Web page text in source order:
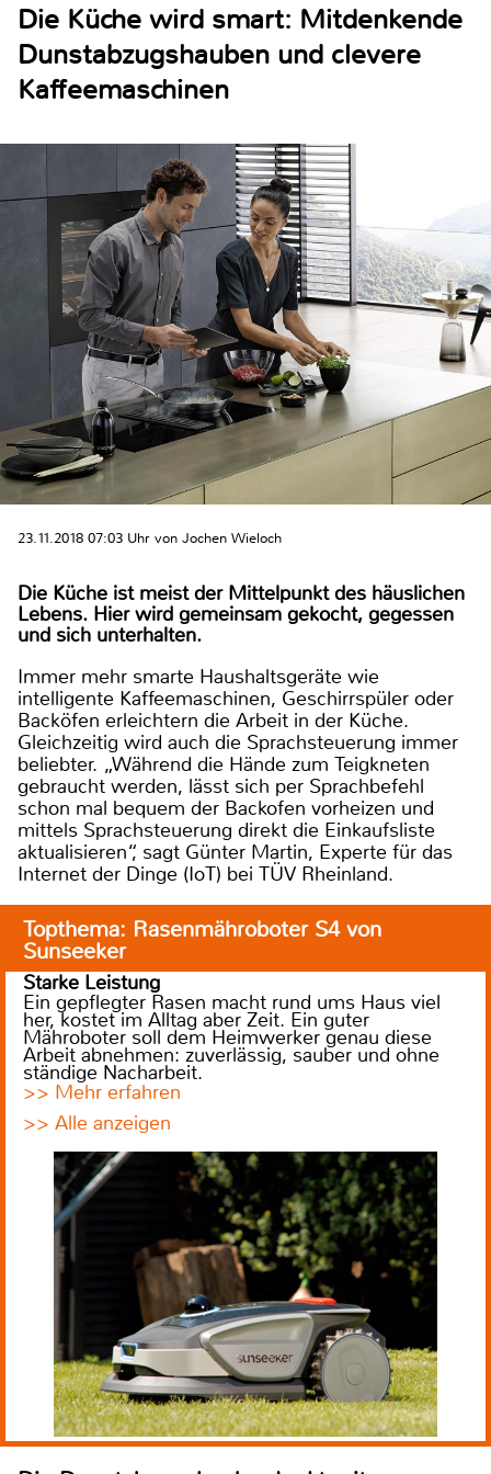
Die Küche wird smart: Mitdenkende
Dunstabzugshauben und clevere
Kaffeemaschinen
23.11.2018 07:03 Uhr von Jochen Wieloch
Die Küche ist meist der Mittelpunkt des häuslichen
Lebens. Hier wird gemeinsam gekocht, gegessen
und sich unterhalten.
Immer mehr smarte Haushaltsgeräte wie
intelligente Kaffeemaschinen, Geschirrspüler oder
Backöfen erleichtern die Arbeit in der Küche.
Gleichzeitig wird auch die Sprachsteuerung immer
beliebter. „Während die Hände zum Teigkneten
gebraucht werden, lässt sich per Sprachbefehl
schon mal bequem der Backofen vorheizen und
mittels Sprachsteuerung direkt die Einkaufsliste
aktualisieren“, sagt Günter Martin, Experte für das
Internet der Dinge (IoT) bei TÜV Rheinland.
Topthema: Rasenmähroboter S4 von
Sunseeker
Starke Leistung
Ein gepflegter Rasen macht rund ums Haus viel
her, kostet im Alltag aber Zeit. Ein guter
Mähroboter soll dem Heimwerker genau diese
Arbeit abnehmen: zuverlässig, sauber und ohne
ständige Nacharbeit.
>> Mehr erfahren
>> Alle anzeigen